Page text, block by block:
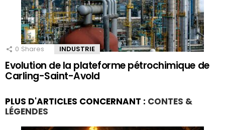
0 Shares INDUSTRIE
Evolution de la plateforme pétrochimique de
Carling-Saint-Avold
PLUS D'ARTICLES CONCERNANT : CONTES &
LÉGENDES